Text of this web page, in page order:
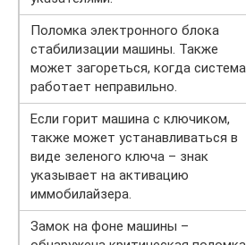
Поломка электронного блока
стабилизации машины. Также
может загореться, когда система
работает неправильно.
Если горит машина с ключиком,
также может устанавливаться в
виде зеленого ключа – знак
указывает на активацию
иммобилайзера.
Замок на фоне машины –